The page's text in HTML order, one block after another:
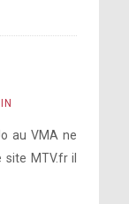
au VMA ne
MTV.fr il